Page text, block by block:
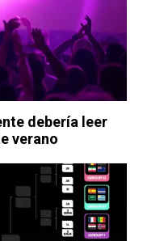
debería leer
verano